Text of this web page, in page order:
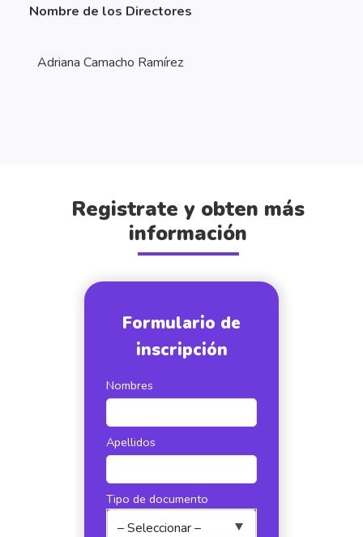
Nombre de los Directores
Adriana Camacho Ramírez
Registrate y obten más
información
Formulario de
inscripción
Nombres
Apellidos
Tipo de documento